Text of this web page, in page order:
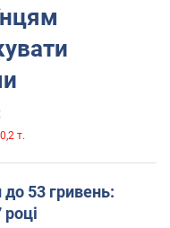
т.
53 гривень: